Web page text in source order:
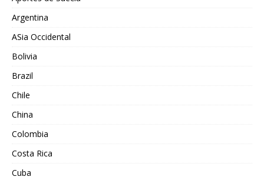
Argentina
ASia Occidental
Bolivia
Brazil
Chile
China
Colombia
Costa Rica
Cuba